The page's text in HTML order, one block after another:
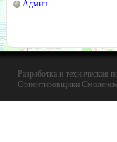
Админ
Разработка и техническая
Ориентировщики